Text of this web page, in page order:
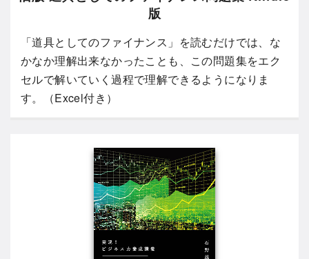
版
「道具としてのファイナンス」を読むだけでは、な
かなか理解出来なかったことも、この問題集をエク
セルで解いていく過程で理解できるようになりま
す。（Excel付き）